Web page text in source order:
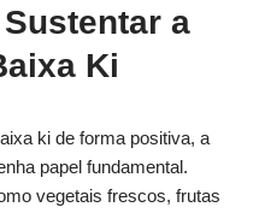
a
Ki
ki de forma positiva, a
papel fundamental.
vegetais frescos, frutas